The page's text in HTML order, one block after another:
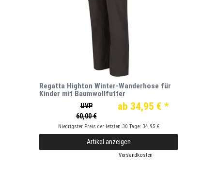
Regatta Highton Winter-Wanderhose für
Kinder mit Baumwollfutter
UVP
60,00 €
ab 34,95 € *
Niedrigster Preis der letzten 30 Tage: 34,95 €
Artikel anzeigen
Versandkosten